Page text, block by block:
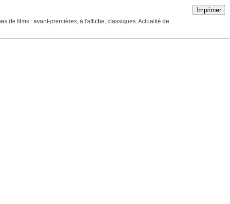
Imprimer
de films : avant-premières, à l'affiche, classiques. Actualité de